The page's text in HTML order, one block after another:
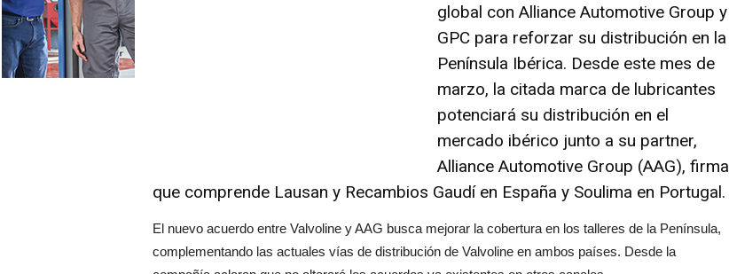
global con Alliance Automotive Group y
GPC para reforzar su distribución en la
Península Ibérica. Desde este mes de
marzo, la citada marca de lubricantes
potenciará su distribución en el
mercado ibérico junto a su partner,
Alliance Automotive Group (AAG), firma
que comprende Lausan y Recambios Gaudí en España y Soulima en Portugal.
El nuevo acuerdo entre Valvoline y AAG busca mejorar la cobertura en los talleres de la Península,
complementando las actuales vías de distribución de Valvoline en ambos países. Desde la